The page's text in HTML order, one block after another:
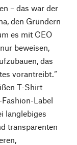
– das war der
den Gründern
es mit CEO
beweisen,
das
vorantreibt.“
T-Shirt
Label
langlebiges
transparenten